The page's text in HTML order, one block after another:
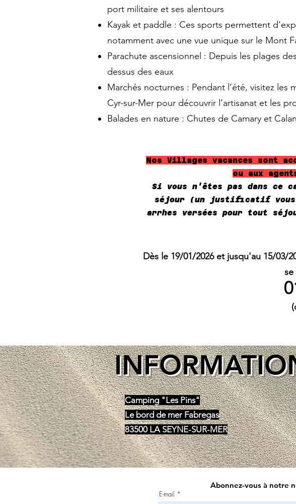
port militaire et ses alentours
Kayak et paddle : Ces sports permettent
notamment avec une vue unique sur le Mont
Parachute ascensionnel : Depuis les plages
dessus des eaux
Marchés nocturnes : Pendant l’été, visitez les
Cyr-sur-Mer pour découvrir l’artisanat et les
Balades en nature : Chutes de Camary et
Nos Villages vacances sont
ou aux
Si vous n'êtes pas dans ce
séjour (un justificatif vous
arrhes versées pour tout
Dès le 19/01/2026 et jusqu'au 15/03/
Camping "Les Pins"
Le bord de mer Fabregas
83500 LA SEYNE-SUR-MER
Abonnez-vous à notre
E-mail